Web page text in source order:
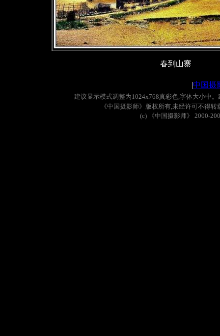
春到山寨
|中国摄
建议显示模式调整为1024x768真彩色,字体大小中。
《中国摄影师》版权所有,未经许可不得转
(c)
《中国摄影师》 2000-200